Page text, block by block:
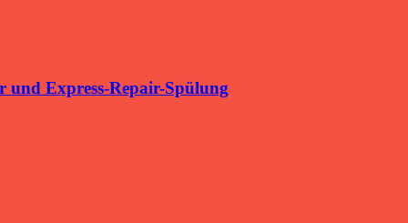
Express-Repair-Spülung